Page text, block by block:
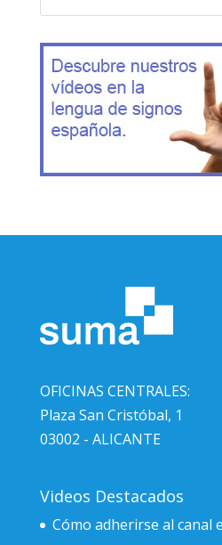
OFICINAS CENTRALES:
Plaza San Cristóbal, 1
03002 - ALICANTE
Videos Destacados
Cómo adherirse al canal